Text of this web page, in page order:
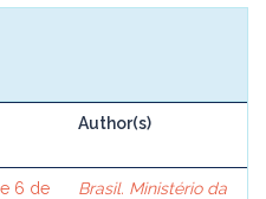
Author(s)
6 de
Brasil. Ministério da